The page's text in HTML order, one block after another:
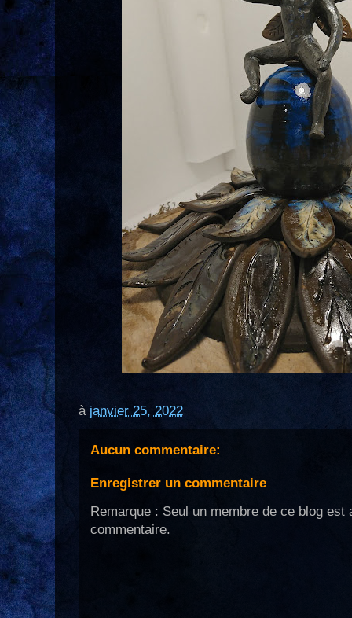
à janvier 25, 2022
Aucun commentaire:
Enregistrer un commentaire
Remarque : Seul un membre de ce blog est
commentaire.